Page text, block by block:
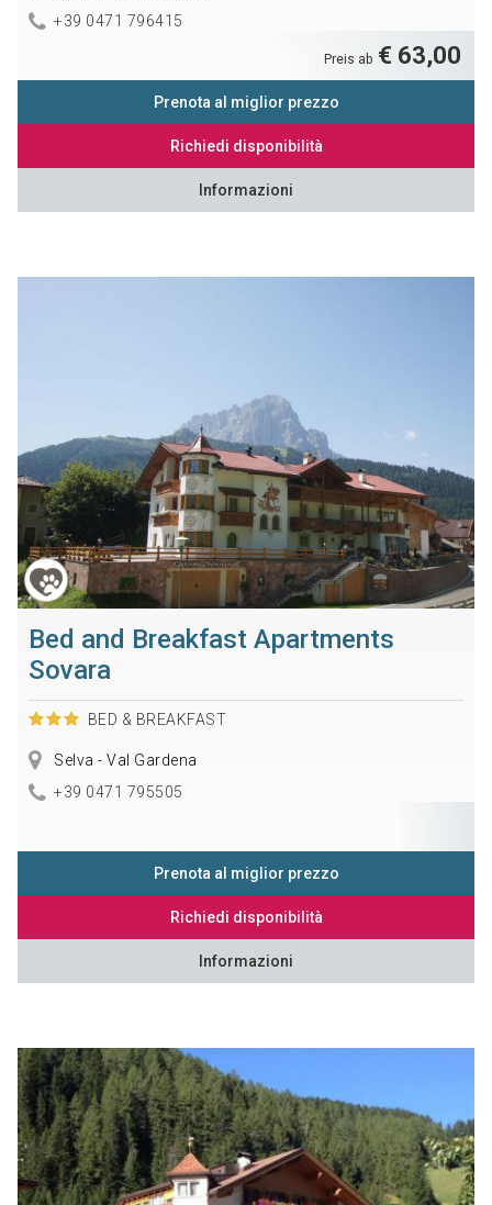
+39 0471 796415
Preis ab € 63,00
Prenota al miglior prezzo
Richiedi disponibilità
Informazioni
Bed and Breakfast Apartments
Sovara
BED & BREAKFAST
Selva - Val Gardena
+39 0471 795505
Prenota al miglior prezzo
Richiedi disponibilità
Informazioni